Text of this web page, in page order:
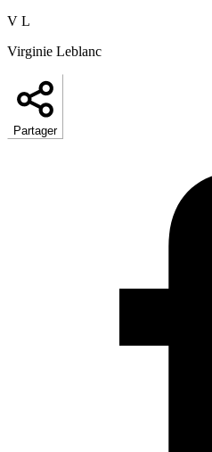
V L
Virginie Leblanc
Partager